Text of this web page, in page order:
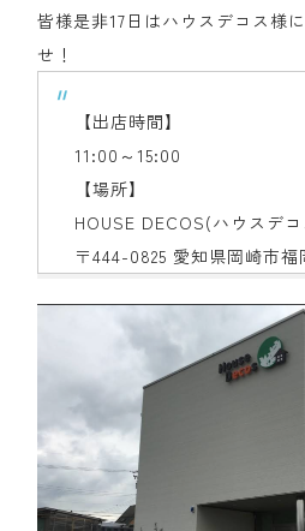
皆様是非17日はハウスデコス様
せ！
【出店時間】
11:00～15:00
【場所】
HOUSE DECOS(ハウスデ
〒444-0825 愛知県岡崎市